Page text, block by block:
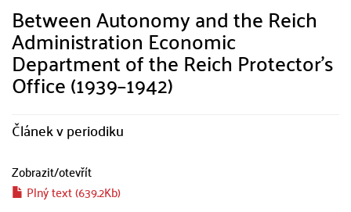
Between Autonomy and the Reich
Administration Economic
Department of the Reich Protector’s
Office (1939–1942)
Článek v periodiku
Zobrazit/otevřít
Plný text (639.2Kb)